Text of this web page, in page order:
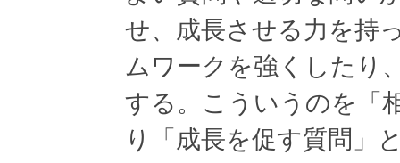
せ、成長させる力を持
ムワークを強くしたり
する。こういうのを「
り「成長を促す質問」